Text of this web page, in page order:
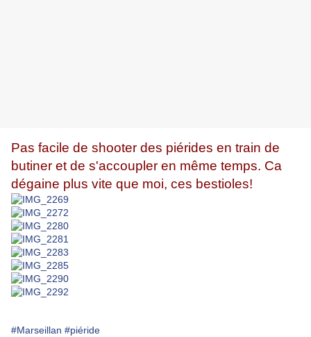
Pas facile de shooter des piérides en train de
butiner et de s'accoupler en même temps. Ca
dégaine plus vite que moi, ces bestioles!
#Marseillan #piéride